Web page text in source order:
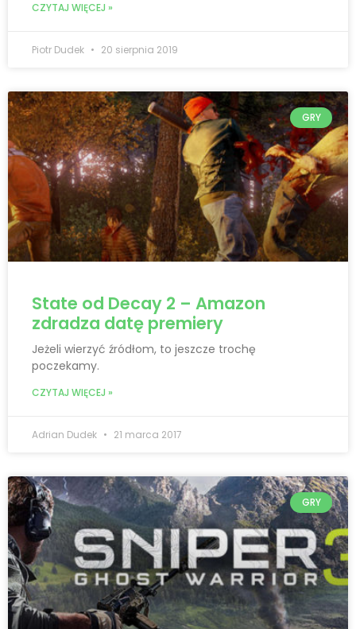
CZYTAJ WIĘCEJ »
Piotr Dudek 20 sierpnia 2019
GRY
State od Decay 2 – Amazon
zdradza datę premiery
Jeżeli wierzyć źródłom, to jeszcze trochę
poczekamy.
CZYTAJ WIĘCEJ »
Adrian Dudek 21 marca 2017
GRY